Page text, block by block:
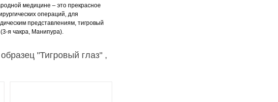
медицине – это прекрасное
операций, для
представлениям, тигровый
я чакра, Манипура).
"Тигровый глаз" ,